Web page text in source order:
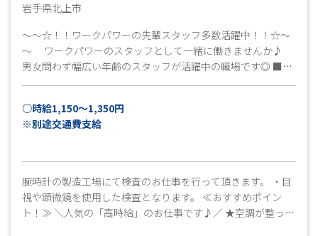
岩手県北上市
～～☆！！ワークパワーの先輩スタッフ多数活躍中！！☆～
～ ワークパワーのスタッフとして一緒に働きませんか♪
男女問わず幅広い年齢のスタッフが活躍中の職場です◎ ■長
期＆安定して働きたい方にピッタリ！ すぐにでも働きたい
しっかり指導いたします！ しっかりとした指導で未経験の
方でも安心して始められます♪ ■まずは話だけでも聞きたい
ましたらお気軽にお問い合わせください 安心してスタート
できるよう、担当者がフォローいたします！！ まずはお気
軽にお問い合わせください！ 皆さんのご応募をお待ちして
います(^^)/
○時給1,150～1,350円
※別途交通費支給
腕時計の製造工場にて検査のお仕事を行って頂きます。 ・目
視や顕微鏡を使用した検査となります。 ≪おすすめポイン
ト！≫ ＼人気の「高時給」のお仕事です♪／ ★空調が整った